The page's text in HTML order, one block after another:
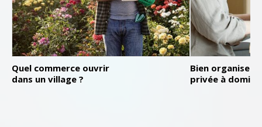
Quel commerce ouvrir
dans un village ?
Bien organiser
privée à